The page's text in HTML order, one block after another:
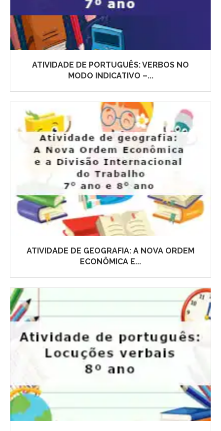
ATIVIDADE DE PORTUGUÊS: VERBOS NO
MODO INDICATIVO –...
ATIVIDADE DE GEOGRAFIA: A NOVA ORDEM
ECONÔMICA E...